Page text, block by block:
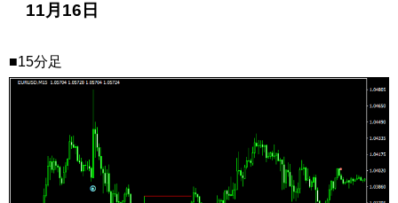
11月16日
■15分足